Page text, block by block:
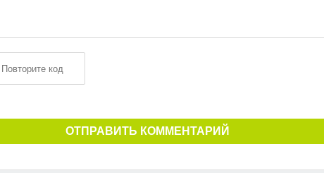
ОТПРАВИТЬ КОММЕНТАРИЙ